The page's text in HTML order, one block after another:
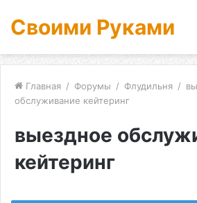
Своими Руками
Главная / Форумы / Флудильня /
обслуживание кейтеринг
выездное
кейтеринг